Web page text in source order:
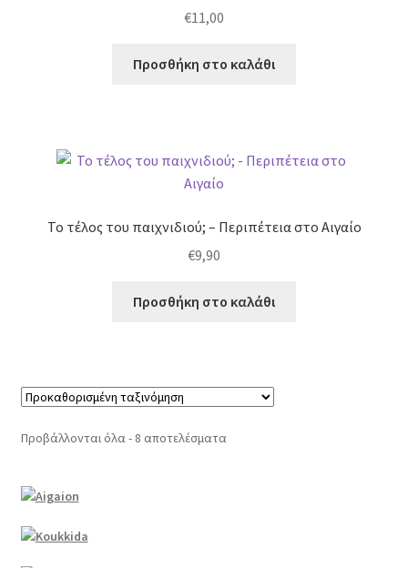
€11,00
Προσθήκη στο καλάθι
Το τέλος του παιχνιδιού; – Περιπέτεια στο Αιγαίο
€9,90
Προσθήκη στο καλάθι
Προβάλλονται όλα - 8 αποτελέσματα